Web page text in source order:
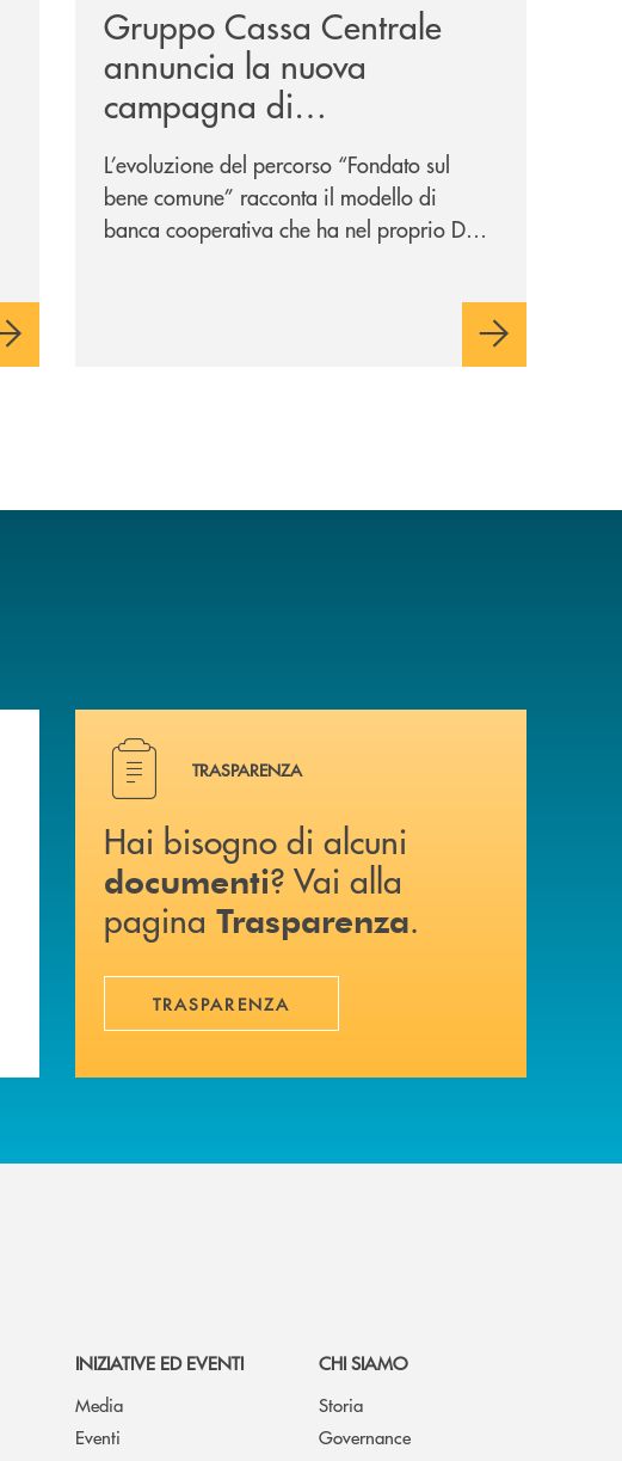
Gruppo Cassa Centrale
annuncia la nuova
campagna di
comunicazione
nazionale: “Oggi si dice
ESG. Per noi è fare la cosa
L’evoluzione del percorso “Fondato sul
bene comune” racconta il modello di
banca cooperativa che ha nel proprio DNA
offerta? Contattaci .Hai bisogno di alcuni documenti ? Vai alla pagina
TRASPARENZA
Hai bisogno di alcuni
documenti? Vai alla
pagina Trasparenza.
TRASPARENZA
INIZIATIVE ED EVENTI
Media
Eventi
CHI SIAMO
Storia
Governance